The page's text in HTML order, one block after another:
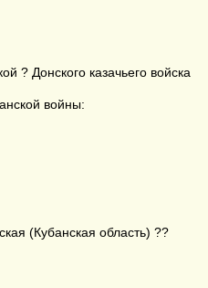
? Донского казачьего войска
войны:
(Кубанская область) ??